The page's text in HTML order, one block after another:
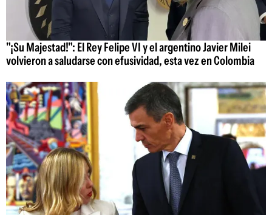
"¡Su Majestad!": El Rey Felipe VI y el argentino Javier Milei
volvieron a saludarse con efusividad, esta vez en Colombia